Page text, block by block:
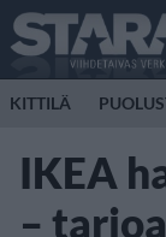
KITTILÄ
IKEA
–